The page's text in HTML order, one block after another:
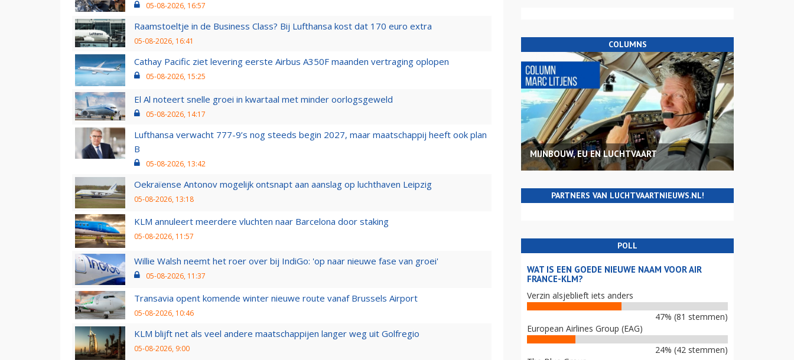
05-08-2026, 16:57
Raamstoeltje in de Business Class? Bij Lufthansa kost dat 170 euro extra
05-08-2026, 16:41
Cathay Pacific ziet levering eerste Airbus A350F maanden vertraging oplopen
05-08-2026, 15:25
El Al noteert snelle groei in kwartaal met minder oorlogsgeweld
05-08-2026, 14:17
Lufthansa verwacht 777-9’s nog steeds begin 2027, maar maatschappij heeft ook plan
B
05-08-2026, 13:42
Oekraïense Antonov mogelijk ontsnapt aan aanslag op luchthaven Leipzig
05-08-2026, 13:18
KLM annuleert meerdere vluchten naar Barcelona door staking
05-08-2026, 11:57
Willie Walsh neemt het roer over bij IndiGo: 'op naar nieuwe fase van groei'
05-08-2026, 11:37
Transavia opent komende winter nieuwe route vanaf Brussels Airport
05-08-2026, 10:46
KLM blijft net als veel andere maatschappijen langer weg uit Golfregio
05-08-2026, 9:00
COLUMNS
MIJNBOUW, EU EN LUCHTVAART
PARTNERS VAN LUCHTVAARTNIEUWS.NL!
POLL
WAT IS EEN GOEDE NIEUWE NAAM VOOR AIR
FRANCE-KLM?
Verzin alsjeblieft iets anders
47% (81 stemmen)
European Airlines Group (EAG)
24% (42 stemmen)